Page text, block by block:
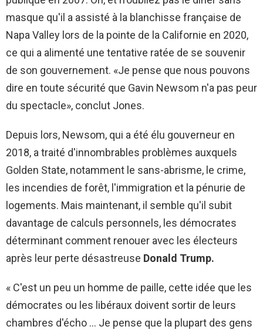
masque qu'il a assisté à la blanchisse française de
Napa Valley lors de la pointe de la Californie en 2020,
ce qui a alimenté une tentative ratée de se souvenir
de son gouvernement. «Je pense que nous pouvons
dire en toute sécurité que Gavin Newsom n'a pas peur
du spectacle», conclut Jones.
Depuis lors, Newsom, qui a été élu gouverneur en
2018, a traité d'innombrables problèmes auxquels
Golden State, notamment le sans-abrisme, le crime,
les incendies de forêt, l'immigration et la pénurie de
logements. Mais maintenant, il semble qu'il subit
davantage de calculs personnels, les démocrates
déterminant comment renouer avec les électeurs
après leur perte désastreuse Donald Trump.
« C'est un peu un homme de paille, cette idée que les
démocrates ou les libéraux doivent sortir de leurs
chambres d'écho … Je pense que la plupart des gens